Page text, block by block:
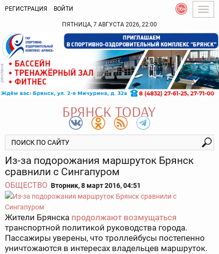
РЕГИСТРАЦИЯ ВОЙТИ
ПЯТНИЦА, 7 АВГУСТА 2026, 22:00
Из-за подорожания маршруток Брянск
сравнили с Сингапуром
ОБЩЕСТВО Вторник, 8 март 2016, 04:51
Жители Брянска продолжают возмущаться
транспортной политикой руководства города.
Пассажиры уверены, что троллейбусы постепенно
уничтожаются в интересах владельцев маршруток.